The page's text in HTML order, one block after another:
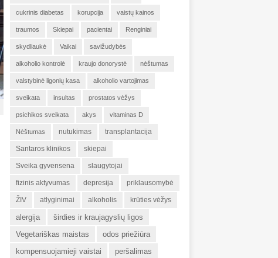
cukrinis diabetas korupcija vaistų kainos
traumos Skiepai pacientai Renginiai
skydliaukė Vaikai savižudybės
alkoholio kontrolė kraujo donorystė nėštumas
valstybinė ligonių kasa alkoholio vartojimas
sveikata insultas prostatos vėžys
psichikos sveikata akys vitaminas D
Nėštumas nutukimas transplantacija
Santaros klinikos skiepai
Sveika gyvensena slaugytojai
fizinis aktyvumas depresija priklausomybė
ŽIV atlyginimai alkoholis krūties vėžys
alergija
širdies ir kraujagyslių ligos
Vegetariškas maistas
odos priežiūra
kompensuojamieji vaistai
peršalimas